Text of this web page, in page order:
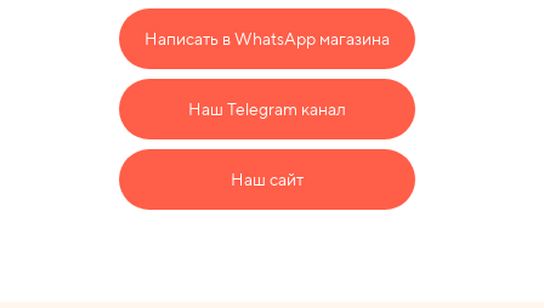
Написать в WhatsApp магазина
Наш Telegram канал
Наш сайт